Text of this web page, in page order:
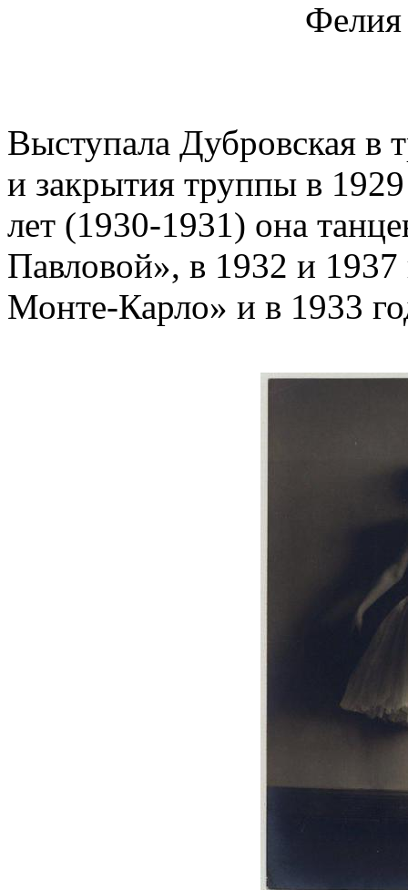
Фелия
Выступала Дубровская в
и закрытия труппы в
лет (1930-1931) она
Павловой», в 1932 и 1937
Монте-Карло» и в 1933